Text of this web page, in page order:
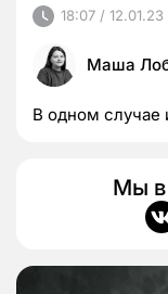
18:07 / 12.01.23
Маша
В одном случае
Мы в